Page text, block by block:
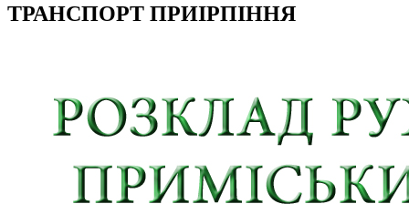
ТРАНСПОРТ ПРИІРПІННЯ